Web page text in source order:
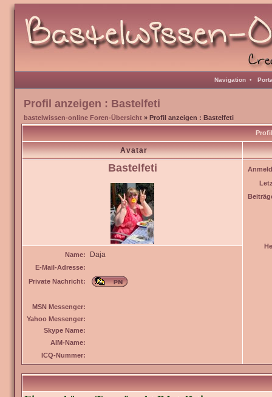
Navigation •
Profil anzeigen : Bastelfeti
bastelwissen-online Foren-Übersicht » Profil anzeigen : Bastelfeti
Avatar
Bastelfeti
Name:
Daja
E-Mail-Adresse:
Private Nachricht:
MSN Messenger:
Yahoo Messenger:
Skype Name:
AIM-Name:
ICQ-Nummer: